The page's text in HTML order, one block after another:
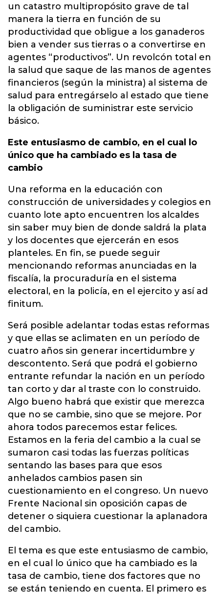
un catastro multipropósito grave de tal
manera la tierra en función de su
productividad que obligue a los ganaderos
bien a vender sus tierras o a convertirse en
agentes “productivos”. Un revolcón total en
la salud que saque de las manos de agentes
financieros (según la ministra) al sistema de
salud para entregárselo al estado que tiene
la obligación de suministrar este servicio
básico.
Este entusiasmo de cambio, en el cual lo
único que ha cambiado es la tasa de
cambio
Una reforma en la educación con
construcción de universidades y colegios en
cuanto lote apto encuentren los alcaldes
sin saber muy bien de donde saldrá la plata
y los docentes que ejercerán en esos
planteles. En fin, se puede seguir
mencionando reformas anunciadas en la
fiscalía, la procuraduría en el sistema
electoral, en la policía, en el ejercito y así ad
finitum.
Será posible adelantar todas estas reformas
y que ellas se aclimaten en un período de
cuatro años sin generar incertidumbre y
descontento. Será que podrá el gobierno
entrante refundar la nación en un período
tan corto y dar al traste con lo construido.
Algo bueno habrá que existir que merezca
que no se cambie, sino que se mejore. Por
ahora todos parecemos estar felices.
Estamos en la feria del cambio a la cual se
sumaron casi todas las fuerzas políticas
sentando las bases para que esos
anhelados cambios pasen sin
cuestionamiento en el congreso. Un nuevo
Frente Nacional sin oposición capas de
detener o siquiera cuestionar la aplanadora
del cambio.
El tema es que este entusiasmo de cambio,
en el cual lo único que ha cambiado es la
tasa de cambio, tiene dos factores que no
se están teniendo en cuenta. El primero es